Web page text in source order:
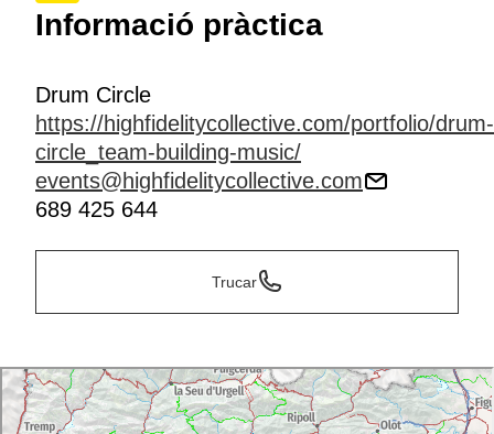
Informació pràctica
Drum Circle
https://highfidelitycollective.com/portfolio/drum-
circle_team-building-music/
events@highfidelitycollective.com
689 425 644
Trucar